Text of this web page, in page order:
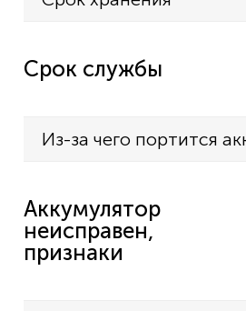
Срок службы
Из-за чего портится
Аккумулятор
неисправен,
признаки